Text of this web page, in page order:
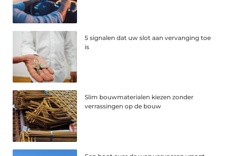
5 signalen dat uw slot aan vervanging toe
is
Slim bouwmaterialen kiezen zonder
verrassingen op de bouw